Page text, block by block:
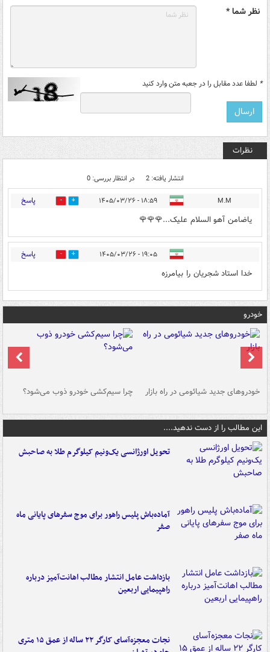
نظر شما *
* لطفا عدد مقابل را در جعبه متن وارد کنید
نظرات
انتشار یافته: 2 در انتظار بررسی: 0
M.M ۱۸:۵۹ - ۱۴۰۵/۰۳/۲۶ 0 پاسخ
یاضامن آهو السلام علیک...🌹🌹🌹
۱۹:۰۵ - ۱۴۰۵/۰۳/۲۶ 1 پاسخ
خدا استاد شجریان را بیامرزه
خودرو
خودروهای جدید شیائومی در راه بازار چرا سیم‌کشی خودرو ذوب می‌شود؟
این مطالب را از دست ندهید....
تحویل اورژانسی یک‌ونیم کیلوگرم طلا به صاحبش
آماده‌باش پلیس راهور برای موج سفرهای پایانی ماه
صفر
بازداشت عامل انتشار مطالب اهانت‌آمیز درباره
راهپیمایی اربعین
نجات معجزه‌آسای کارگر ۲۲ ساله از عمق ۱۵ متری